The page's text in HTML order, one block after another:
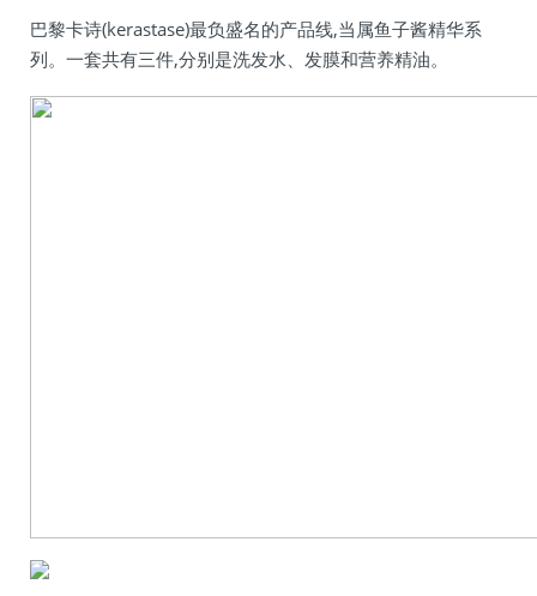
巴黎卡诗(kerastase)最负盛名的产品线,当属鱼子酱精华系
列。一套共有三件,分别是洗发水、发膜和营养精油。